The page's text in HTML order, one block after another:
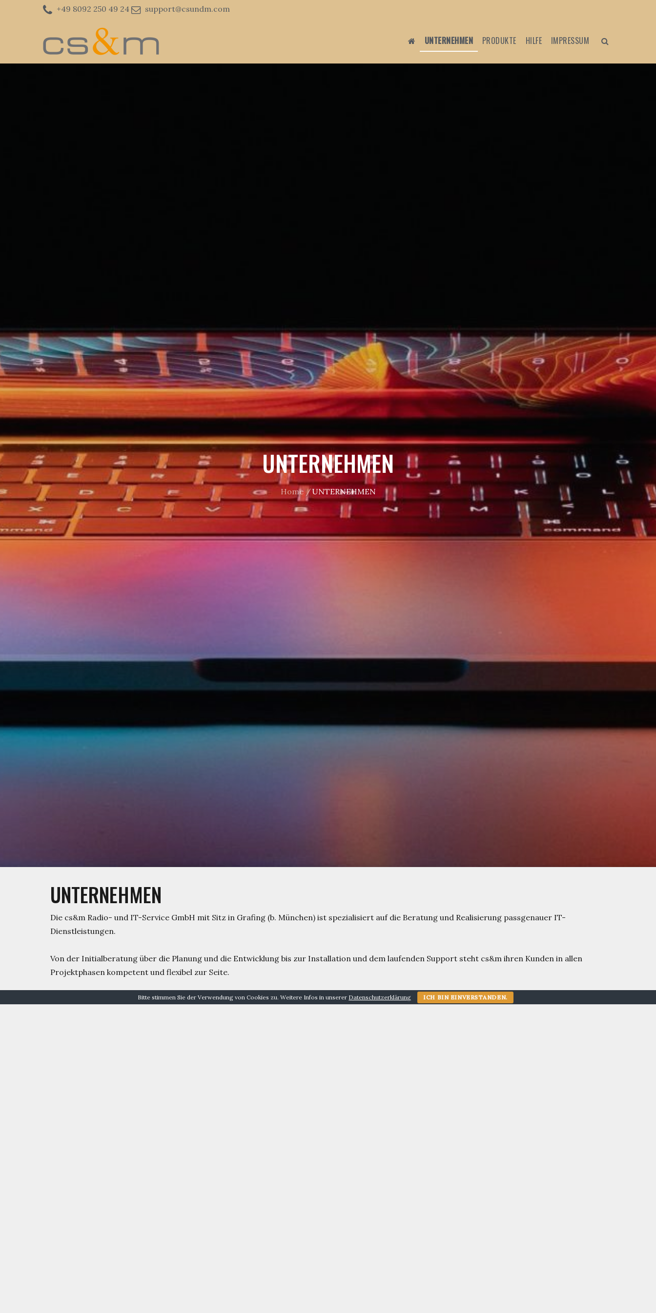
+49 8092 250 49 24 support@csundm.com
UNTERNEHMEN PRODUKTE HILFE IMPRESSUM
UNTERNEHMEN
Home UNTERNEHMEN
UNTERNEHMEN
Die cs&m Radio- und IT-Service GmbH mit Sitz in Grafing (b. München) ist spezialisiert auf die Beratung und Realisierung passgenauer IT-
Dienstleistungen.
Von der Initialberatung über die Planung und die Entwicklung bis zur Installation und dem laufenden Support steht cs&m ihren Kunden in allen
Projektphasen kompetent und flexibel zur Seite.
cs&m betreut europaweit mehr als 200 Kunden im Bereich IT-Services und ist IT-Partner anspruchsvoller Medien- und Technologieunternehmen.
Bitte stimmen Sie der Verwendung von Cookies zu. Weitere Infos in unserer Datenschutzerklärung ICH BIN EINVERSTANDEN.